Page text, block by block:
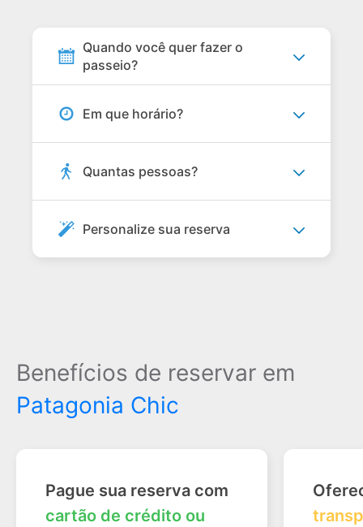
Quando você quer fazer o
passeio?
Em que horário?
Quantas pessoas?
Personalize sua reserva
Benefícios de reservar em
Patagonia Chic
Pague sua reserva com
cartão de crédito ou